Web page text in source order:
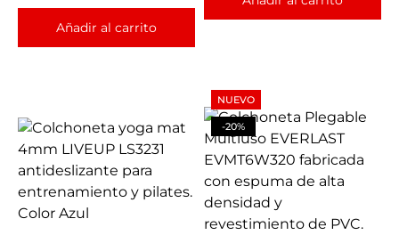
Añadir al carrito
NUEVO
-20%